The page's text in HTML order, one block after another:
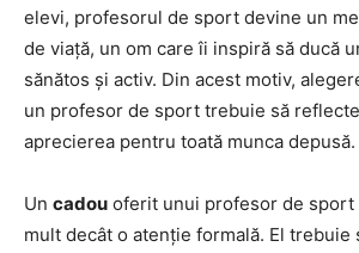
elevi, profesorul de sport devine un
de viață, un om care îi inspiră să ducă
sănătos și activ. Din acest motiv,
un profesor de sport trebuie să
aprecierea pentru toată munca depusă.
Un cadou oferit unui profesor de sport
mult decât o atenție formală. El trebuie